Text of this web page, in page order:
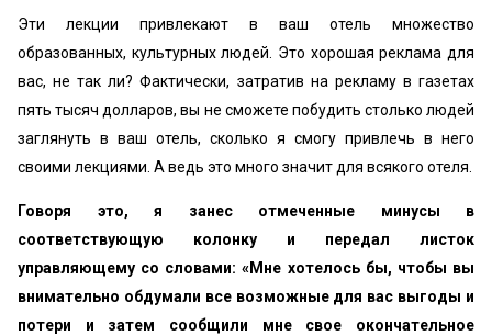
Эти лекции привлекают в ваш отель множество
образованных, культурных людей. Это хорошая реклама для
вас, не так ли? Фактически, затратив на рекламу в газетах
пять тысяч долларов, вы не сможете побудить столько людей
заглянуть в ваш отель, сколько я смогу привлечь в него
своими лекциями. А ведь это много значит для всякого отеля.
Говоря это, я занес отмеченные минусы в
соответствующую колонку и передал листок
управляющему со словами: «Мне хотелось бы, чтобы вы
внимательно обдумали все возможные для вас выгоды и
потери и затем сообщили мне свое окончательное